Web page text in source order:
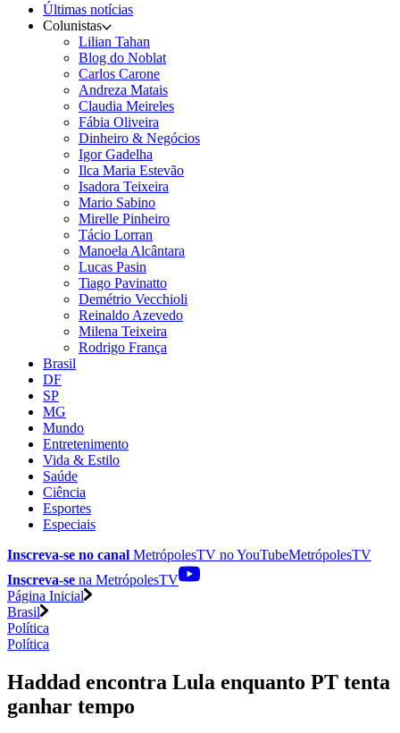
Últimas notícias
Colunistas
Lilian Tahan
Blog do Noblat
Carlos Carone
Andreza Matais
Claudia Meireles
Fábia Oliveira
Dinheiro & Negócios
Igor Gadelha
Ilca Maria Estevão
Isadora Teixeira
Mario Sabino
Mirelle Pinheiro
Tácio Lorran
Manoela Alcântara
Lucas Pasin
Tiago Pavinatto
Demétrio Vecchioli
Reinaldo Azevedo
Milena Teixeira
Rodrigo França
Brasil
DF
SP
MG
Mundo
Entretenimento
Vida & Estilo
Saúde
Ciência
Esportes
Especiais
Inscreva-se no canal MetrópolesTV noYouTubeMetrópolesTV
Inscreva-se na MetrópolesTV
Página Inicial
Brasil
Política
Política
Haddad encontra Lula enquanto PT tenta
ganhar tempo